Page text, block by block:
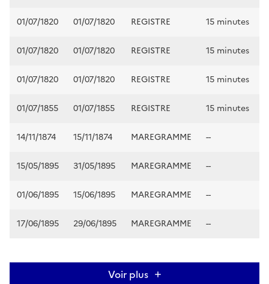
01/07/1820 01/07/1820 REGISTRE 15 minutes
01/07/1820 01/07/1820 REGISTRE 15 minutes
01/07/1820 01/07/1820 REGISTRE 15 minutes
01/07/1855 01/07/1855 REGISTRE 15 minutes
14/11/1874 15/11/1874 MAREGRAMME --
15/05/1895 31/05/1895 MAREGRAMME --
01/06/1895 15/06/1895 MAREGRAMME --
17/06/1895 29/06/1895 MAREGRAMME --
Voir plus